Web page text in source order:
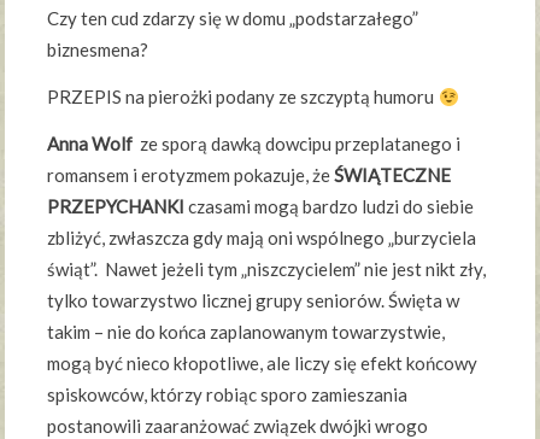
Czy ten cud zdarzy się w domu „podstarzałego”
biznesmena?
PRZEPIS na pierożki podany ze szczyptą humoru
Anna Wolf ze sporą dawką dowcipu przeplatanego i
romansem i erotyzmem pokazuje, żeŚWIĄTECZNE
PRZEPYCHANKIczasami mogą bardzo ludzi do siebie
zbliżyć, zwłaszcza gdy mają oni wspólnego „burzyciela
świąt”. Nawet jeżeli tym „niszczycielem” nie jest nikt zły,
tylko towarzystwo licznej grupy seniorów. Święta w
takim – nie do końca zaplanowanym towarzystwie,
mogą być nieco kłopotliwe, ale liczy się efekt końcowy
spiskowców, którzy robiąc sporo zamieszania
postanowili zaaranżować związek dwójki wrogo